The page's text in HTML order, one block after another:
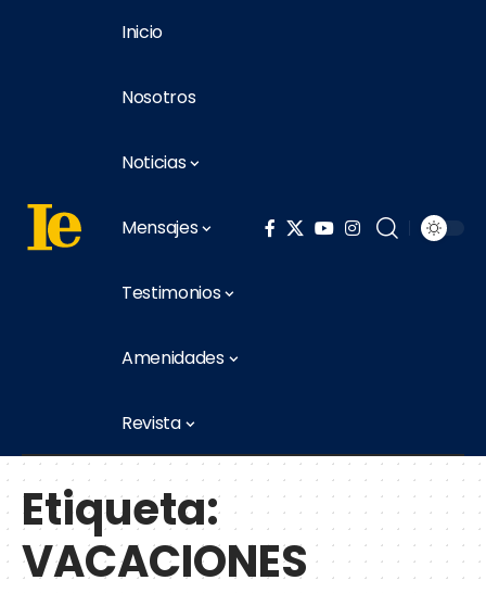
Inicio
Nosotros
Noticias
Mensajes
Testimonios
Amenidades
Revista
Etiqueta:
VACACIONES